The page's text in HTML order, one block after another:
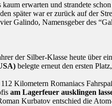
kaum erwarten und strandete
später war er zurück auf der
Galindo, Namensgeber des
der Silber-Klasse heute über
belegte erneut den ersten
Kilometern Romaniacs
am Lagerfeuer ausklingen
Kurbatov entschied die